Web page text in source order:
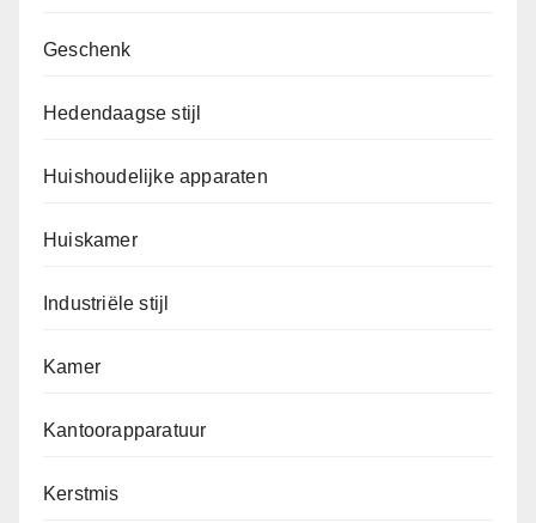
Geschenk
Hedendaagse stijl
Huishoudelijke apparaten
Huiskamer
Industriële stijl
Kamer
Kantoorapparatuur
Kerstmis